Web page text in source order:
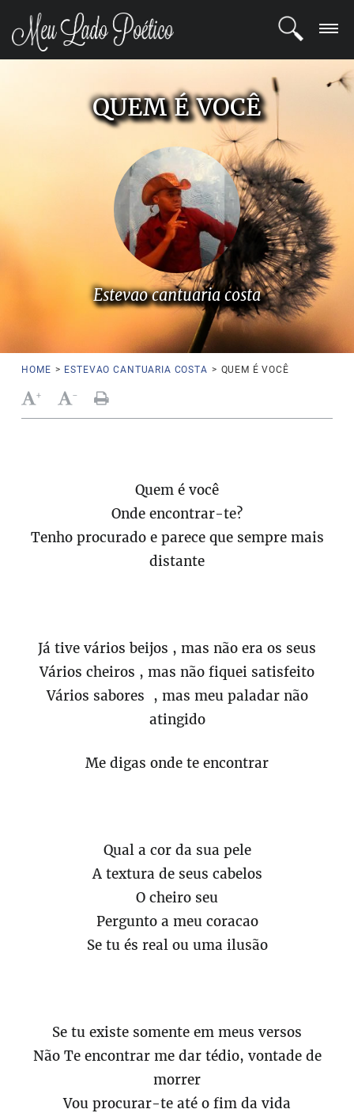
REGISTROQUEM É VOCÊ
Estevao cantuaria costa
HOME > ESTEVAO CANTUARIA COSTA > QUEM É VOCÊ
+ -
Quem é você
Onde encontrar-te?
Tenho procurado e parece que sempre mais
distante
Já tive vários beijos , mas não era os seus
Vários cheiros , mas não fiquei satisfeito
Vários sabores , mas meu paladar não
atingido
Me digas onde te encontrar
Qual a cor da sua pele
A textura de seus cabelos
O cheiro seu
Pergunto a meu coracao
Se tu és real ou uma ilusão
Se tu existe somente em meus versos
Não Te encontrar me dar tédio, vontade de
morrer
Vou procurar-te até o fim da vida